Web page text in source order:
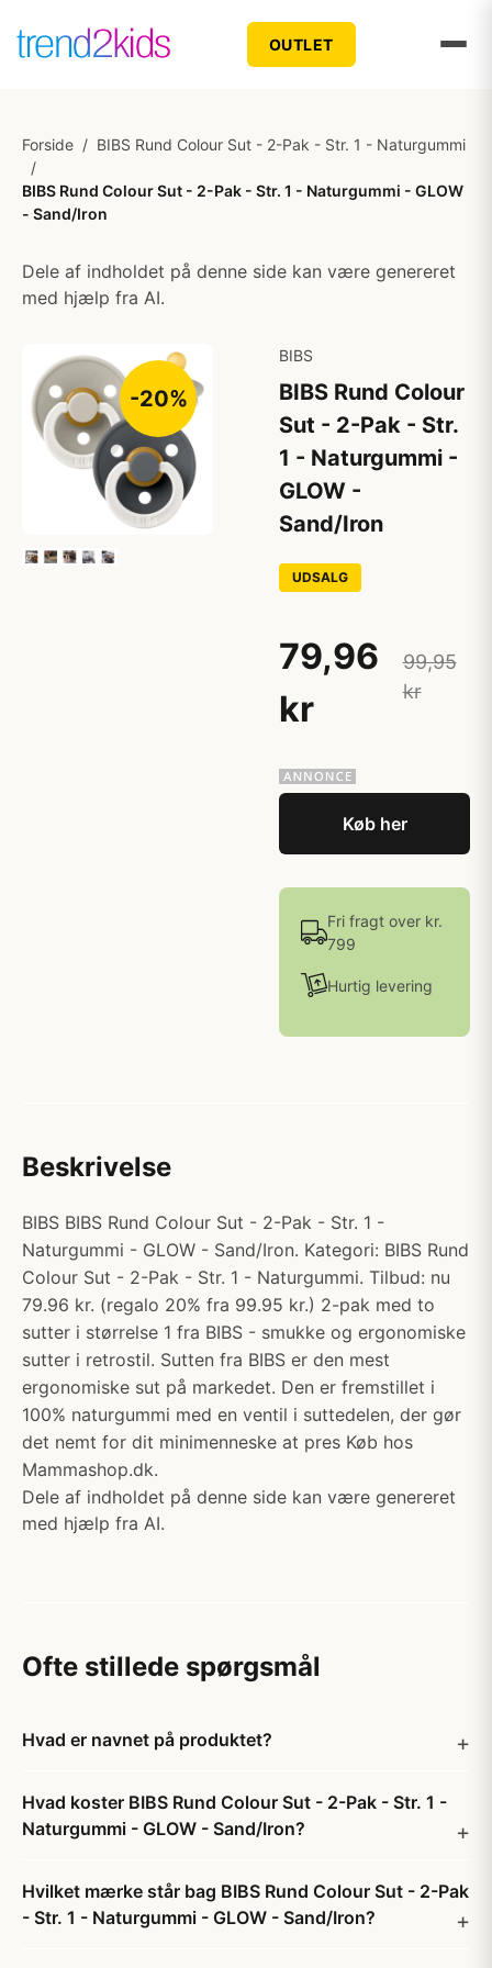
OUTLET
Forside / BIBS Rund Colour Sut - 2-Pak - Str. 1 - Naturgummi
/
BIBS Rund Colour Sut - 2-Pak - Str. 1 - Naturgummi - GLOW
- Sand/Iron
Dele af indholdet på denne side kan være genereret
med hjælp fra AI.
-20%
BIBS
BIBS Rund Colour
Sut - 2-Pak - Str.
1 - Naturgummi -
GLOW -
Sand/Iron
UDSALG
79,96
kr
99,95
kr
Køb her
Fri fragt over kr.
799
Hurtig levering
Beskrivelse
BIBS BIBS Rund Colour Sut - 2-Pak - Str. 1 -
Naturgummi - GLOW - Sand/Iron. Kategori: BIBS Rund
Colour Sut - 2-Pak - Str. 1 - Naturgummi. Tilbud: nu
79.96 kr. (regalo 20% fra 99.95 kr.) 2-pak med to
sutter i størrelse 1 fra BIBS - smukke og ergonomiske
sutter i retrostil. Sutten fra BIBS er den mest
ergonomiske sut på markedet. Den er fremstillet i
100% naturgummi med en ventil i suttedelen, der gør
det nemt for dit minimenneske at pres Køb hos
Mammashop.dk.
Dele af indholdet på denne side kan være genereret
med hjælp fra AI.
Ofte stillede spørgsmål
Hvad er navnet på produktet?
Hvad koster BIBS Rund Colour Sut - 2-Pak - Str. 1 -
Naturgummi - GLOW - Sand/Iron?
Hvilket mærke står bag BIBS Rund Colour Sut - 2-Pak
- Str. 1 - Naturgummi - GLOW - Sand/Iron?